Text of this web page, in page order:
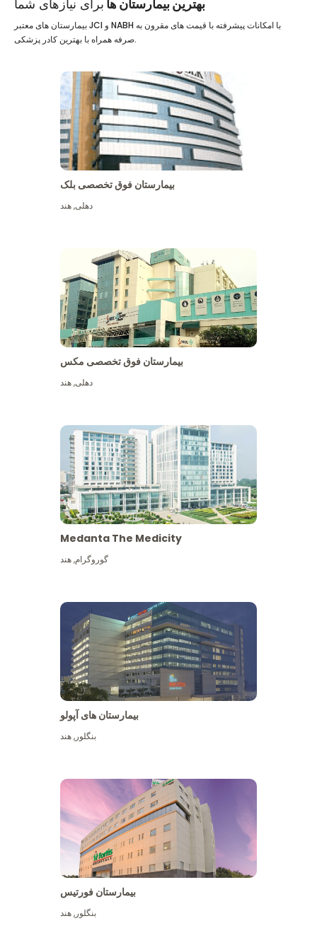
بهترین بیمارستان ها برای نیازهای شما
بیمارستان های معتبر JCI و NABH با امکانات پیشرفته با قیمت های مقرون به
صرفه همراه با بهترین کادر پزشکی.
بیمارستان فوق تخصصی بلک
دهلی,هند
بیمارستان فوق تخصصی مکس
دهلی,هند
Medanta The Medicity
گوروگرام,هند
بیمارستان های آپولو
بنگلور,هند
بیمارستان فورتیس
بنگلور,هند